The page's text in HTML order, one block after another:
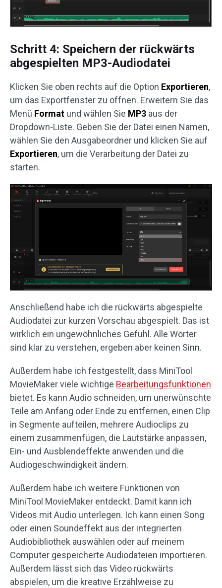
Schritt 4: Speichern der rückwärts
abgespielten MP3-Audiodatei
Klicken Sie oben rechts auf die Option Exportieren,
um das Exportfenster zu öffnen. Erweitern Sie das
Menü Format und wählen Sie MP3 aus der
Dropdown-Liste. Geben Sie der Datei einen Namen,
wählen Sie den Ausgabeordner und klicken Sie auf
Exportieren, um die Verarbeitung der Datei zu
starten.
Anschließend habe ich die rückwärts abgespielte
Audiodatei zur kurzen Vorschau abgespielt. Das ist
wirklich ein ungewöhnliches Gefühl. Alle Wörter
sind klar zu verstehen, ergeben aber keinen Sinn.
Außerdem habe ich festgestellt, dass MiniTool
MovieMaker viele wichtige Bearbeitungsfunktionen
bietet. Es kann Audio schneiden, um unerwünschte
Teile am Anfang oder Ende zu entfernen, einen Clip
in Segmente aufteilen, mehrere Audioclips zu
einem zusammenfügen, die Lautstärke anpassen,
Ein- und Ausblendeffekte anwenden und die
Audiogeschwindigkeit ändern.
Außerdem habe ich weitere Funktionen von
MiniTool MovieMaker entdeckt. Damit kann ich
Videos mit Audio unterlegen. Ich kann einen Song
oder einen Soundeffekt aus der integrierten
Audiobibliothek auswählen oder auf meinem
Computer gespeicherte Audiodateien importieren.
Außerdem lässt sich das Video rückwärts
abspielen, um die kreative Erzählweise zu